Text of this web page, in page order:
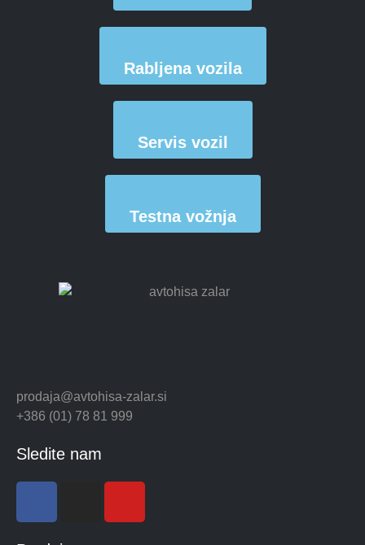
Rabljena vozila
Servis vozil
Testna vožnja
prodaja@avtohisa-zalar.si
+386 (01) 78 81 999
Sledite nam